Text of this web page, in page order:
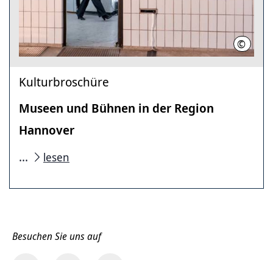
© Isabell
Kulturbroschüre
Museen und Bühnen in der Region
Hannover
...
lesen
Besuchen Sie uns auf